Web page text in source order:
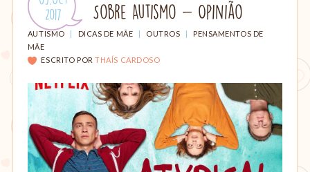
em:
.
2017 Sobre Autismo - Opinião
CATEGORIAS:
AUTISMO DICAS DE MÃE OUTROS
PENSAMENTOS DE
MÃE
ESCRITO POR THAÍS CARDOSO